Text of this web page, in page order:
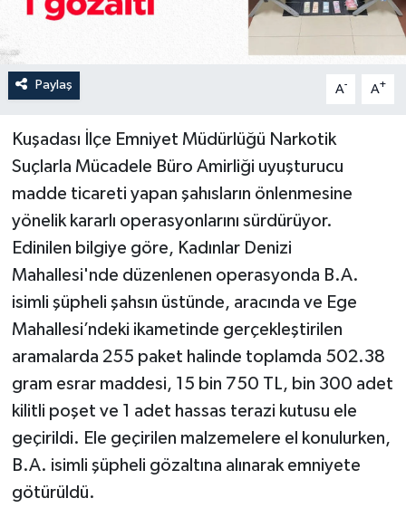
Paylaş A- A+
Kuşadası İlçe Emniyet Müdürlüğü Narkotik
Suçlarla Mücadele Büro Amirliği uyuşturucu
madde ticareti yapan şahısların önlenmesine
yönelik kararlı operasyonlarını sürdürüyor.
Edinilen bilgiye göre, Kadınlar Denizi
Mahallesi'nde düzenlenen operasyonda B.A.
isimli şüpheli şahsın üstünde, aracında ve Ege
Mahallesi’ndeki ikametinde gerçekleştirilen
aramalarda 255 paket halinde toplamda 502.38
gram esrar maddesi, 15 bin 750 TL, bin 300 adet
kilitli poşet ve 1 adet hassas terazi kutusu ele
geçirildi. Ele geçirilen malzemelere el konulurken,
B.A. isimli şüpheli gözaltına alınarak emniyete
götürüldü.